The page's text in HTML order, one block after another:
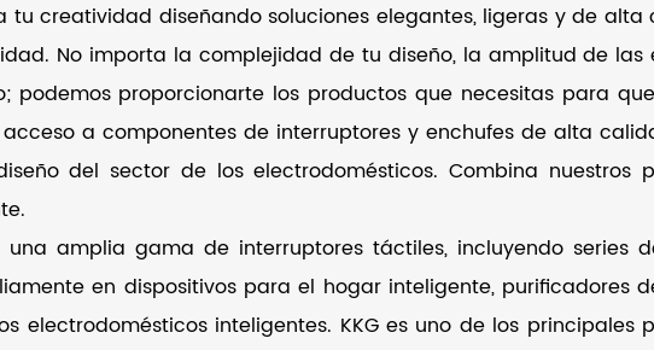
tu creatividad diseñando soluciones elegantes, ligeras y de
No importa la complejidad de tu diseño, la amplitud de
podemos proporcionarte los productos que necesitas para
a componentes de interruptores y enchufes de alta
del sector de los electrodomésticos. Combina
una amplia gama de interruptores táctiles, incluyendo series
en dispositivos para el hogar inteligente, purificadores
electrodomésticos inteligentes. KKG es uno de los